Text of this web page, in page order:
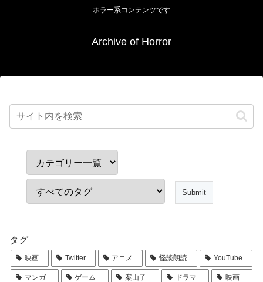
ホラー系コンテンツです
Archive of Horror
タグ
映画 Twitter アニメ 怪談朗読 YouTube
マンガ ゲーム 案山子 ドラマ 映画